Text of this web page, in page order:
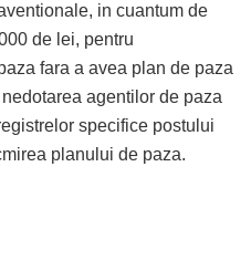
in cuantum de
de lei, pentru
fara a avea plan de paza
agentilor de paza
specifice postului
planului de paza.